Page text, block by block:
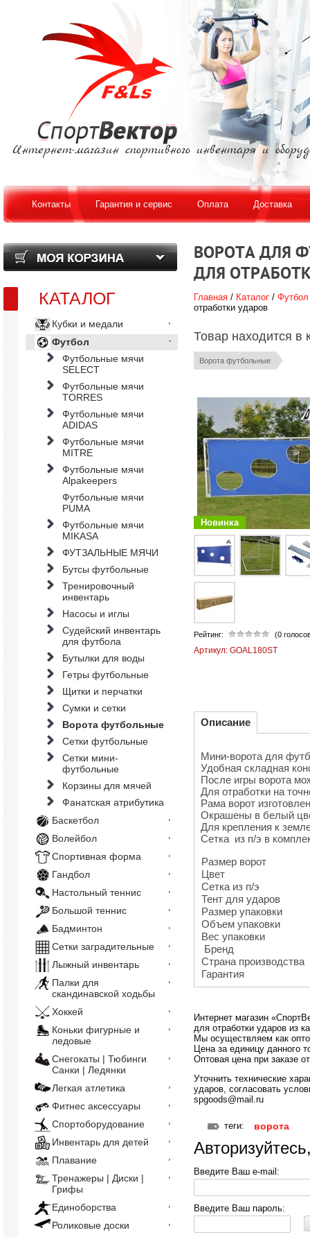
Интернет-магазин спортивного инвентаря и
Контакты Гарантия и сервис Оплата Доставка
ВОРОТА ДЛЯ
ДЛЯ
Главная/ Каталог/ Футбол
отработки ударов
Товар находится в
Ворота футбольные
Новинка
Рейтинг: (0
Артикул:GOAL180ST
Описание
Мини-ворота для
Удобная складная
После игры ворота
Для отработки на
Рама ворот
Окрашены в белый
Для крепления к
Сетка из п/э в
Размер ворот
Цвет
Сетка из п/э
Тент для ударов
Размер упаковки
Объем упаковки
Вес упаковки
Бренд
Страна производства
Гарантия
Интернет магазин
для отработки ударов из
Мы осуществляем как
Цена за единицу данного
Оптовая цена при заказе
Уточнить технические
ударов, согласовать
spgoods@mail.ru
теги: ворота
Введите Ваш e-mail:
Введите Ваш пароль:
КАТАЛОГ
Кубки и медали
Футбол
Футбольные мячи
SELECT
Футбольные мячи
TORRES
Футбольные мячи
ADIDAS
Футбольные мячи
MITRE
Футбольные мячи
Alpakeepers
Футбольные мячи
PUMA
Футбольные мячи
MIKASA
ФУТЗАЛЬНЫЕ МЯЧИ
Бутсы футбольные
Тренировочный
инвентарь
Насосы и иглы
Судейский инвентарь
для футбола
Бутылки для воды
Гетры футбольные
Щитки и перчатки
Сумки и сетки
Ворота футбольные
Сетки футбольные
Сетки мини-
футбольные
Корзины для мячей
Фанатская атрибутика
Баскетбол
Волейбол
Спортивная форма
Гандбол
Настольный теннис
Большой теннис
Бадминтон
Сетки заградительные
Лыжный инвентарь
Палки для
скандинавской ходьбы
Хоккей
Коньки фигурные и
ледовые
Снегокаты | Тюбинги
Санки | Ледянки
Легкая атлетика
Фитнес аксессуары
Спортоборудование
Инвентарь для детей
Плавание
Тренажеры | Диски |
Грифы
Единоборства
Роликовые доски